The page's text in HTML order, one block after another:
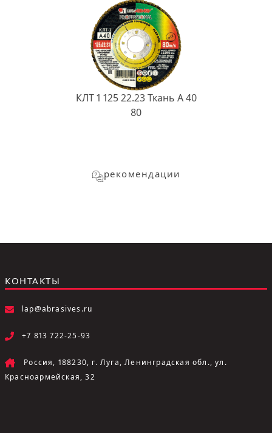
КЛТ 1 125 22.23 Ткань A 40
80
рекомендации
КОНТАКТЫ
lap@abrasives.ru
+7 813 722-25-93
Россия, 188230, г. Луга, Ленинградская обл., ул.
Красноармейская, 32